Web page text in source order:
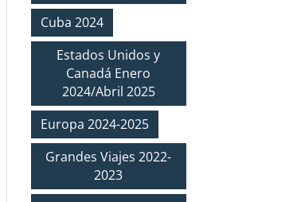
Cuba 2024
Estados Unidos y
Canadá Enero
2024/Abril 2025
Europa 2024-2025
Grandes Viajes 2022-
2023